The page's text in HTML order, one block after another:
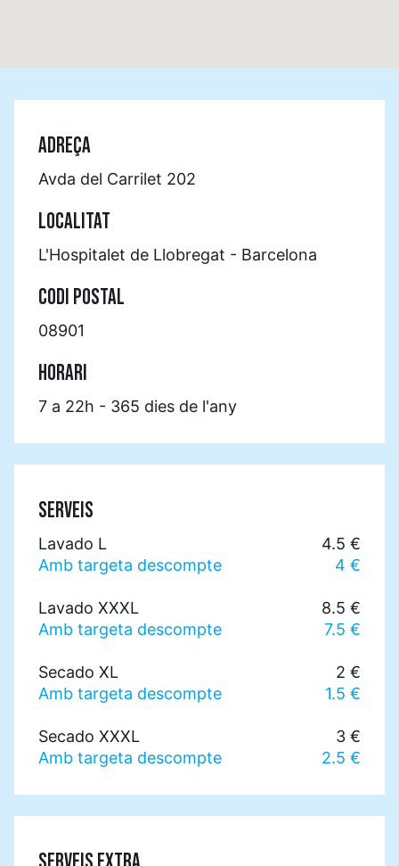
ADREÇA
Avda del Carrilet 202
LOCALITAT
L'Hospitalet de Llobregat - Barcelona
CODI POSTAL
08901
HORARI
7 a 22h - 365 dies de l'any
SERVEIS
Lavado L
4.5 €
Amb targeta descompte
4 €
Lavado XXXL
8.5 €
Amb targeta descompte
7.5 €
Secado XL
2 €
Amb targeta descompte
1.5 €
Secado XXXL
3 €
Amb targeta descompte
2.5 €